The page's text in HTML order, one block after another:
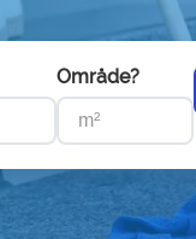
Område?